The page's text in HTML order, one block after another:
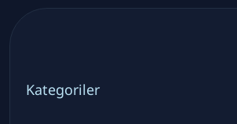
Kategoriler